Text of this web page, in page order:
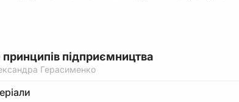
принципів підприємництва
Герасименко